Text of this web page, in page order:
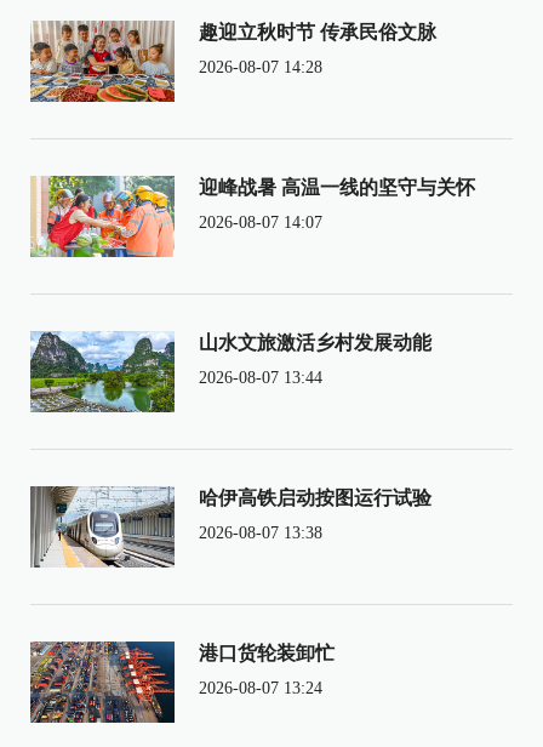
趣迎立秋时节 传承民俗文脉
2026-08-07 14:28
迎峰战暑 高温一线的坚守与关怀
2026-08-07 14:07
山水文旅激活乡村发展动能
2026-08-07 13:44
哈伊高铁启动按图运行试验
2026-08-07 13:38
港口货轮装卸忙
2026-08-07 13:24